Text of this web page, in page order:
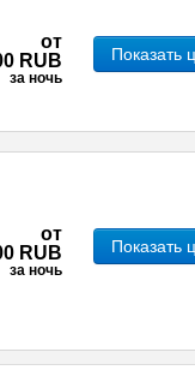
от
RUB
за ночь
Показать
от
RUB
за ночь
Показать